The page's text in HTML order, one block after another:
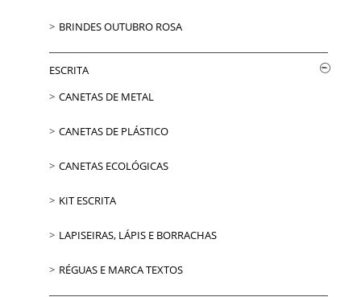
BRINDES OUTUBRO ROSA
ESCRITA
CANETAS DE METAL
CANETAS DE PLÁSTICO
CANETAS ECOLÓGICAS
KIT ESCRITA
LAPISEIRAS, LÁPIS E BORRACHAS
RÉGUAS E MARCA TEXTOS